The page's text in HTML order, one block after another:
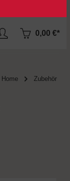
0,00 €*
Home Zubehör